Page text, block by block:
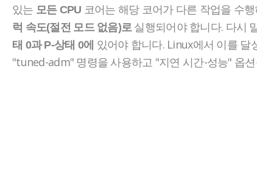
있는 모든 CPU 코어는 해당 코어가 다른 작업을 수
럭 속도(절전 모드 없음)로실행되어야 합니다. 다시
태 0과 P-상태 0에 있어야 합니다. Linux에서 이를 달
"tuned-adm" 명령을 사용하고 "지연 시간-성능" 옵